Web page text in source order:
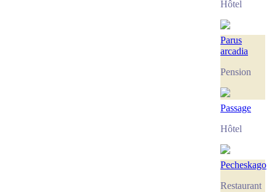
Hôtel
Parus
arcadia
Pension
Passage
Hôtel
Pecheskago
Restaurant